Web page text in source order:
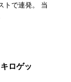
トで連発。 当
ロゲッ